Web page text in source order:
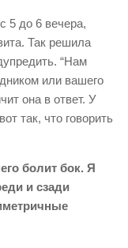
5 до 6 вечера,
Так решила
“Нам
или вашего
она в ответ. У
так, что говорить
болит бок. Я
и сзади